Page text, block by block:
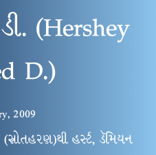
(Hershey
D.)
2009
હર્સ્ટ, ડૅમિયન